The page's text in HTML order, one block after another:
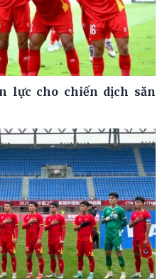
lực cho chiến dịch săn